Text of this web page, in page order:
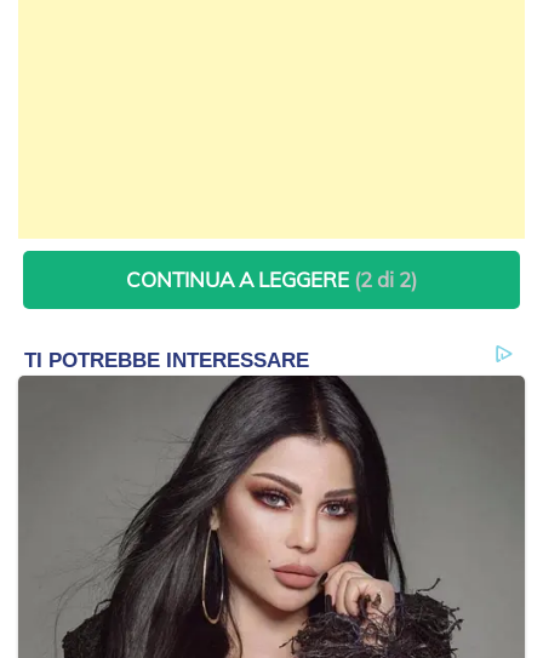
CONTINUA A LEGGERE (2 di 2)